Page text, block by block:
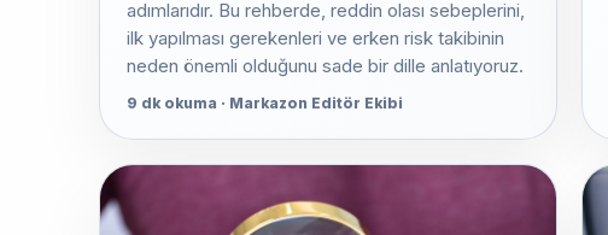
adımlarıdır. Bu rehberde, reddin olası sebeplerini,
ilk yapılması gerekenleri ve erken risk takibinin
neden önemli olduğunu sade bir dille anlatıyoruz.
9 dk okuma · Markazon Editör Ekibi